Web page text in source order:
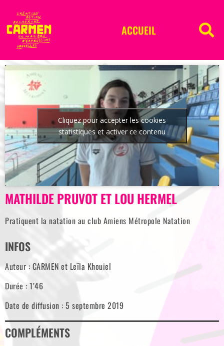
ACCUEIL
Cliquez pour accepter les cookies
statistiques et activer ce contenu
MATHILDE PRUVOT ET LOU HERMEL
Pratiquent la natation au club Amiens Métropole Natation
INFOS
Auteur : CARMEN et Leïla Khouiel
Durée : 1’46
Date de diffusion : 5 septembre 2019
COMPLÉMENTS